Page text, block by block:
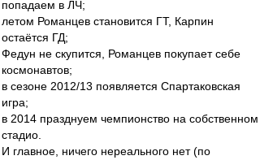
попадаем в ЛЧ;
летом Романцев становится ГТ, Карпин
остаётся ГД;
Федун не скупится, Романцев покупает себе
космонавтов;
в сезоне 2012/13 появляется Спартаковская
игра;
в 2014 празднуем чемпионство на собственном
стадио.
И главное, ничего нереального нет (по